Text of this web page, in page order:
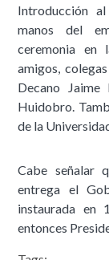
Introducción
manos del
ceremonia en
amigos,
Decano
Huidobro.
de la
Cabe señalar
entrega el
instaurada en
entonces